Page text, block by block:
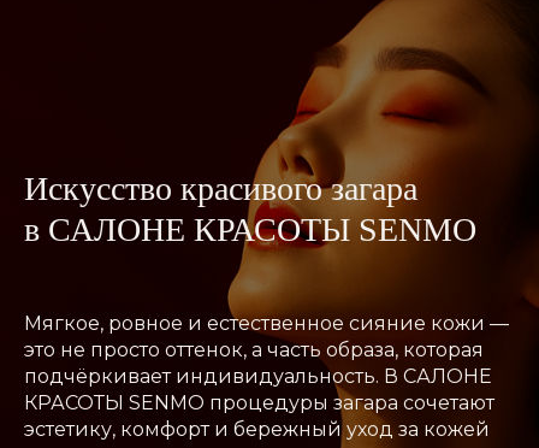
Искусство красивого загара
в САЛОНЕ КРАСОТЫ SENMO
Мягкое, ровное и естественное сияние кожи —
это не просто оттенок, а часть образа, которая
подчёркивает индивидуальность. В САЛОНЕ
КРАСОТЫ SENMO процедуры загара сочетают
эстетику, комфорт и бережный уход за кожей